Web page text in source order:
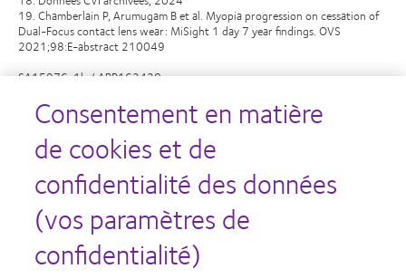
19. Chamberlain P, Arumugam B et al. Myopia progression on cessation of
Dual-Focus contact lens wear: MiSight 1 day 7 year findings. OVS
2021;98:E-abstract 210049
SA15976_1b / APP162428
Recompenses
Consentement en matière
de cookies et de
confidentialité des données
(vos paramètres de
confidentialité)